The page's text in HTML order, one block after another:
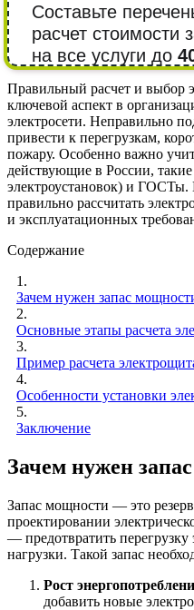
Составьте
расчет стоимости
на все услуги до
Правильный расчет и выбор
ключевой аспект в
электросети. Неправильно
привести к перегрузкам,
пожару. Особенно важно
действующие в России,
электроустановок) и ГОСТы.
правильно рассчитать
и эксплуатационных
Содержание
1.
Зачем нужен запас
2.
Основные этапы расчета
3.
Пример расчета
4.
Особенности установки
5.
Заключение
Зачем нужен
Запас мощности — это
проектировании
— предотвратить
нагрузки. Такой запас
Рост
добавить новые